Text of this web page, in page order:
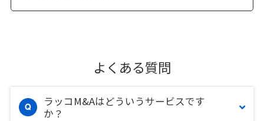
よくある質問
ラッコM&Aはどういうサービスです
か？